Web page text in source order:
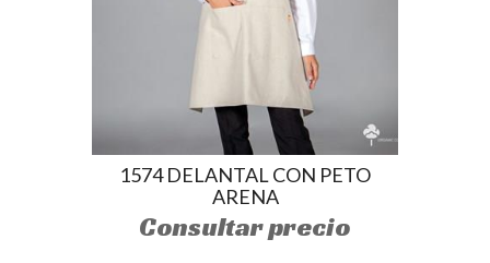
1574 DELANTAL CON PETO
ARENA
Consultar precio